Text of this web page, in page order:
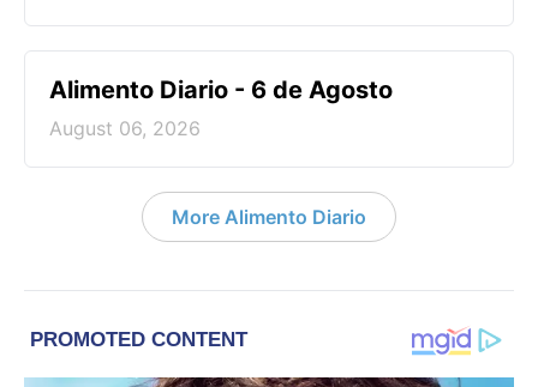
Alimento Diario - 6 de Agosto
August 06, 2026
More Alimento Diario